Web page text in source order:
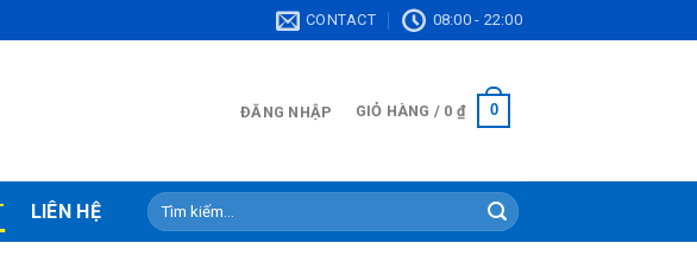
CONTACT 08:00 - 22:00
ĐĂNG NHẬP GIỎ HÀNG / 0 ₫ 0
LIÊN HỆ
Tìm
kiếm: